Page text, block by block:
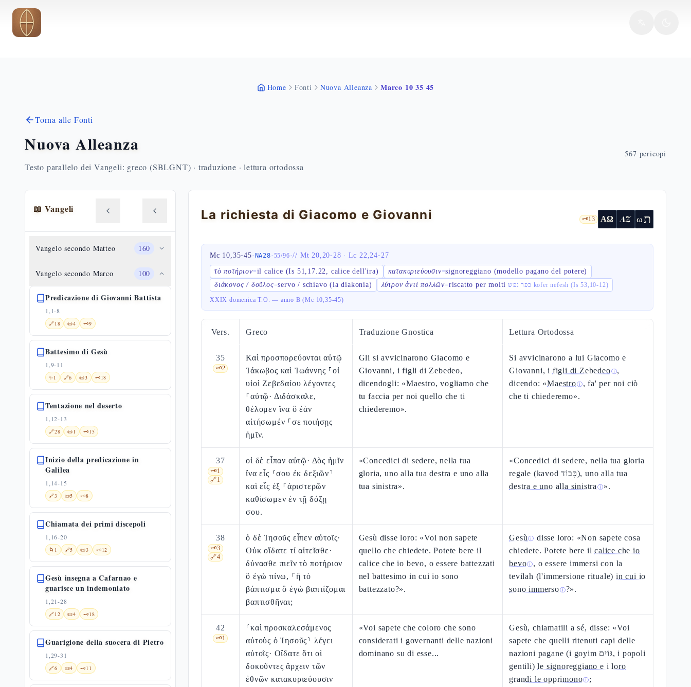
Vai al contenuto principale
Home Fonti Nuova Alleanza Marco 10 35 45
Torna alle Fonti
Nuova Alleanza
Testo parallelo dei Vangeli: greco (SBLGNT) · traduzione · lettura ortodossa
567 pericopi
📖 Vangeli
Vangelo secondo Matteo 160
Vangelo secondo Marco 100
Predicazione di Giovanni Battista
1,1-8
🔗18 📜4 🗝️9
Battesimo di Gesù
1,9-11
✨1 🔗6 📜3 🗝️18
Tentazione nel deserto
1,12-13
🔗28 📜1 🗝️15
Inizio della predicazione in
Galilea
1,14-15
🔗3 📜5 🗝️8
Chiamata dei primi discepoli
1,16-20
🌀 1 🔗5 📜3 🗝️12
Gesù insegna a Cafarnao e
guarisce un indemoniato
1,21-28
🔗12 📜4 🗝️18
Guarigione della suocera di Pietro
1,29-31
🔗6 📜4 🗝️11
La richiesta di Giacomo e Giovanni 🗝️13 ΑΩ AZ ωת
Mc 10,35-45· NA28· 55/96·// Mt 20,20-28 · Lc 22,24-27
τὸ ποτήριον=il calice (Is 51,17.22, calice dell'ira) κατακυριεύουσιν=signoreggiano (modello pagano del potere)
διάκονος / δοῦλος=servo / schiavo (la diakonia) λύτρον ἀντὶ πολλῶν=riscatto per molti כפר נפש kofer nefesh (Is 53,10-12)
XXIX domenica T.O. — anno B (Mc 10,35-45)
Vers. Greco Traduzione Gnostica Lettura Ortodossa
35
🗝️2
Καὶ προσπορεύονται αὐτῷ
Ἰάκωβος καὶ Ἰωάννης ⸀οἱ
υἱοὶ Ζεβεδαίου λέγοντες
⸀αὐτῷ· Διδάσκαλε,
θέλομεν ἵνα ὃ ἐὰν
αἰτήσωμέν ⸀σε ποιήσῃς
ἡμῖν.
Gli si avvicinarono Giacomo e
Giovanni, i figli di Zebedeo,
dicendogli: «Maestro, vogliamo che
tu faccia per noi quello che ti
chiederemo».
Si avvicinarono a lui Giacomo e
Giovanni, i figli di Zebedeoⓘ,
dicendo: «Maestroⓘ, fa' per noi ciò
che ti chiederemo».
37
🗝️1
🔗1
οἱ δὲ εἶπαν αὐτῷ· Δὸς ἡμῖν
ἵνα εἷς ⸂σου ἐκ δεξιῶν⸃
καὶ εἷς ἐξ ⸀ἀριστερῶν
καθίσωμεν ἐν τῇ δόξῃ
σου.
«Concedici di sedere, nella tua
gloria, uno alla tua destra e uno alla
tua sinistra».
«Concedici di sedere, nella tua gloria
regale (kavod כָּבוֹד), uno alla tua
destra e uno alla sinistra ⓘ».
38
🗝️3
🔗4
ὁ δὲ Ἰησοῦς εἶπεν αὐτοῖς·
Οὐκ οἴδατε τί αἰτεῖσθε·
δύνασθε πιεῖν τὸ ποτήριον
ὃ ἐγὼ πίνω, ⸀ἢ τὸ
βάπτισμα ὃ ἐγὼ βαπτίζομαι
βαπτισθῆναι;
Gesù disse loro: «Voi non sapete
quello che chiedete. Potete bere il
calice che io bevo, o essere battezzati
nel battesimo in cui io sono
battezzato?».
Gesù ⓘ disse loro: «Non sapete cosa
chiedete. Potete bere ilcalice che io
bevoⓘ, o essere immersi con la
tevilah (l'immersione rituale)in cui io
sono immersoⓘ?».
42
🗝️1
⸂καὶ προσκαλεσάμενος
αὐτοὺς ὁ Ἰησοῦς⸃ λέγει
αὐτοῖς· Οἴδατε ὅτι οἱ
δοκοῦντες ἄρχειν τῶν
ἐθνῶν κατακυριεύουσιν
«Voi sapete che coloro che sono
considerati i governanti delle nazioni
dominano su di esse...
Gesù, chiamatili a sé, disse: «Voi
sapete che quelli ritenuti capi delle
nazioni pagane (i goyim גּוֹיִם, i popoli
gentili)le signoreggiano e i loro
grandi le opprimonoⓘ;